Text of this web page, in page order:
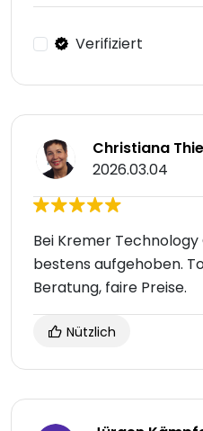
Verifiziert
Christiana
2026.03.04
Bei Kremer
bestens aufgehoben.
Beratung, faire Preise.
Nützlich